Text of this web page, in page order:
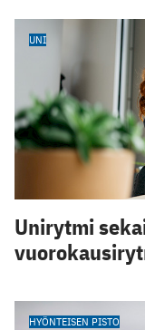
UNI
Unirytmi
HYÖNTEISEN PISTO